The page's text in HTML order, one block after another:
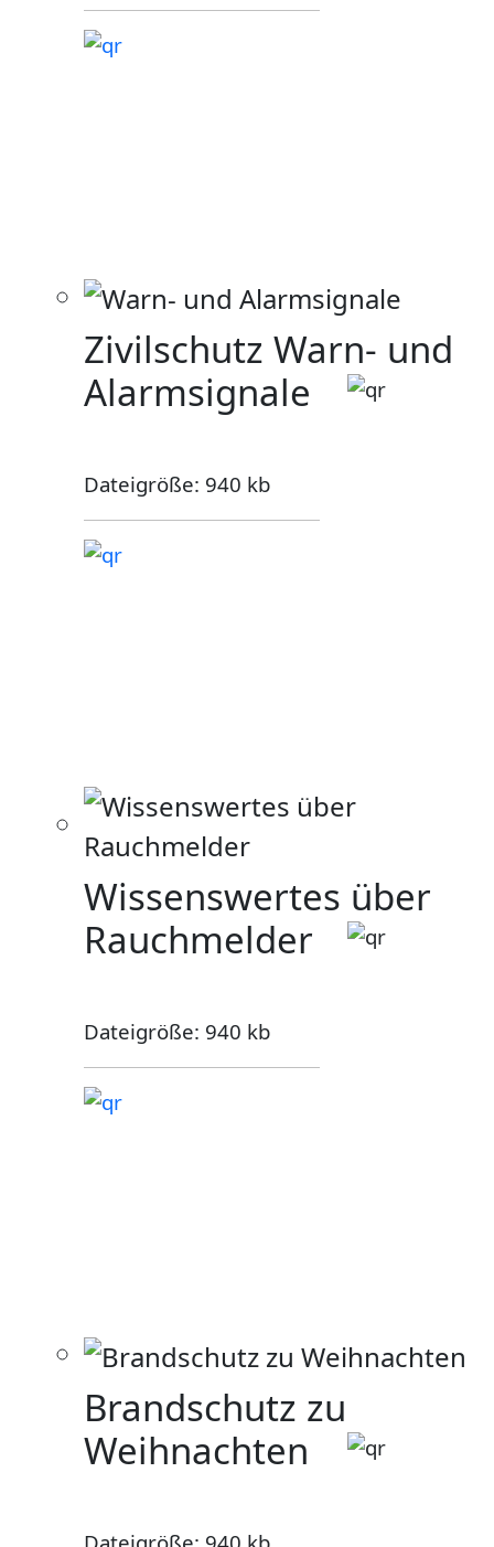
Zivilschutz Warn- und
Alarmsignale
Dateigröße: 940 kb
Wissenswertes über
Rauchmelder
Dateigröße: 940 kb
Brandschutz zu
Weihnachten